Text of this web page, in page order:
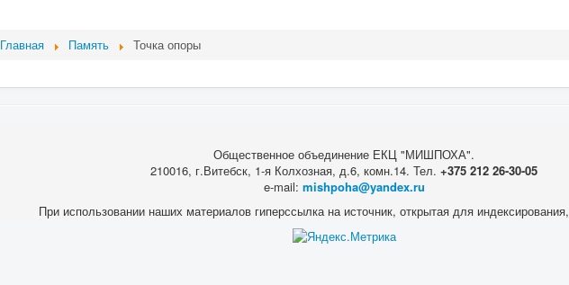
Главная Память Точка опоры
Общественное объединение ЕКЦ "МИШПОХА".
210016, г.Витебск, 1-я Колхозная, д.6, комн.14. Тел. +375 212 26-30-05
e-mail: mishpoha@yandex.ru
При использовании наших материалов гиперссылка на источник, открытая для индексирования,